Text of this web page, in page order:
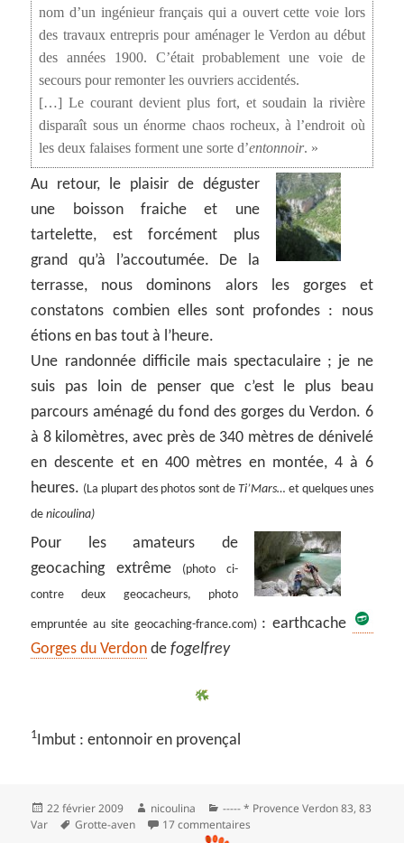
nom d’un ingénieur français qui a ouvert cette voie lors
des travaux entrepris pour aménager le Verdon au début
des années 1900. C’était probablement une voie de
secours pour remonter les ouvriers accidentés.
[…] Le courant devient plus fort, et soudain la rivière
disparaît sous un énorme chaos rocheux, à l’endroit où
les deux falaises forment une sorte d’entonnoir. »
Au retour, le plaisir de déguster
une boisson fraiche et une
tartelette, est forcément plus
grand qu’à l’accoutumée. De la
terrasse, nous dominons alors les gorges et
constatons combien elles sont profondes : nous
étions en bas tout à l’heure.
Une randonnée difficile mais spectaculaire ; je ne
suis pas loin de penser que c’est le plus beau
parcours aménagé du fond des gorges du Verdon. 6
à 8 kilomètres, avec près de 340 mètres de dénivelé
en descente et en 400 mètres en montée, 4 à 6
heures. (La plupart des photos sont de Ti’Mars… et quelques unes
denicoulina)
Pour les amateurs de
geocaching extrême
(photo ci-
contre deux geocacheurs, photo
empruntée au site geocaching-france.com) : earthcache
Gorges du Verdon defogelfrey
1Imbut : entonnoir en provençal
Publié
le
22 février 2009 Auteur
nicoulina Catégories
----- * Provence Verdon 83,83
Var
Mots-
clés
Grotte-aven 17 commentaires